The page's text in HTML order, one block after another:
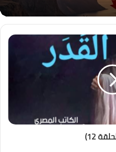
12)